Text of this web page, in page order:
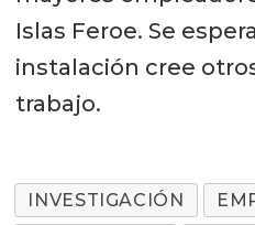
Islas Feroe. Se
instalación cree
trabajo.
INVESTIGACIÓN